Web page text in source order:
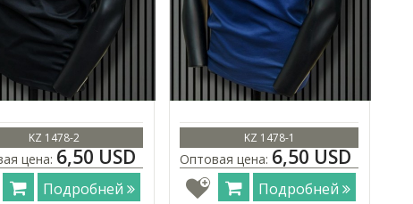
KZ 1478-2
цена: 6,50 USD
Подробней
KZ 1478-1
Оптовая цена: 6,50 USD
Подробней